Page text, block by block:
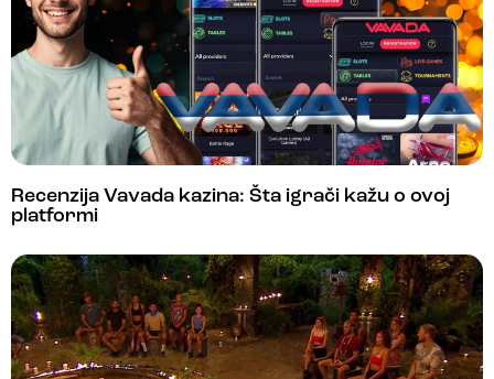
Recenzija Vavada kazina: Šta igrači kažu o ovoj
platformi